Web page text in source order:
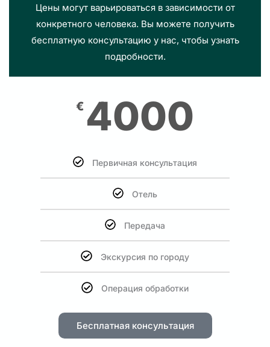
Цены могут варьироваться в зависимости от
конкретного человека. Вы можете получить
бесплатную консультацию у нас, чтобы узнать
подробности.
€ 4000
Первичная консультация
Отель
Передача
Экскурсия по городу
Операция обработки
Бесплатная консультация